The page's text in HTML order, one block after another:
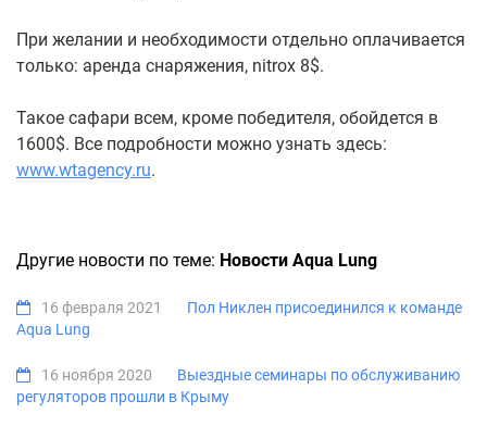
При желании и необходимости отдельно оплачивается
только: аренда снаряжения, nitrox 8$.
Такое сафари всем, кроме победителя, обойдется в
1600$. Все подробности можно узнать здесь:
www.wtagency.ru.
Другие новости по теме: Новости Aqua Lung
16 февраля 2021
Пол Никлен присоединился к команде
Aqua Lung
16 ноября 2020
Выездные семинары по обслуживанию
регуляторов прошли в Крыму